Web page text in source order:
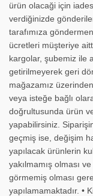
ürün olacaği için
verdiğinizde
tarafımıza
ücretleri müşteriye
kargolar, şubemiz ile
getirilmeyerek geri
mağazamız
veya isteğe bağlı
doğrultusunda ürün
yapabilirsiniz.
geçmiş ise, değişim
yapılacak ürünlerin
yakılmamış olması
görmemiş olması
yapılamamaktadır. •